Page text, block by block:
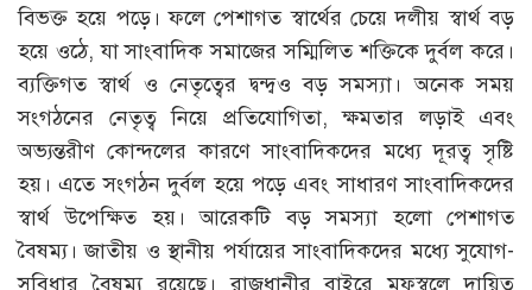
বিভক্ত হয়ে পড়ে। ফলে পেশাগত স্বার্থের চেয়ে দলীয় স্বার্থ বড়
হয়ে ওঠে, যা সাংবাদিক সমাজের সম্মিলিত শক্তিকে দুর্বল করে।
ব্যক্তিগত স্বার্থ ও নেতৃত্বের দ্বন্দ্বও বড় সমস্যা। অনেক সময়
সংগঠনের নেতৃত্ব নিয়ে প্রতিযোগিতা, ক্ষমতার লড়াই এবং
অভ্যন্তরীণ কোন্দলের কারণে সাংবাদিকদের মধ্যে দূরত্ব সৃষ্টি
হয়। এতে সংগঠন দুর্বল হয়ে পড়ে এবং সাধারণ সাংবাদিকদের
স্বার্থ উপেক্ষিত হয়। আরেকটি বড় সমস্যা হলো পেশাগত
বৈষম্য। জাতীয় ও স্থানীয় পর্যায়ের সাংবাদিকদের মধ্যে সুযোগ-
সুবিধার বৈষম্য রয়েছে। রাজধানীর বাইরে মফস্বলে দায়িত্ব